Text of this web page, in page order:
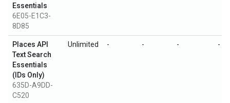
Essentials
6E05-E1C3-
8D85
Places API
Text Search
Essentials
(IDs Only)
635D-A9DD-
C520
Unlimited - - - -